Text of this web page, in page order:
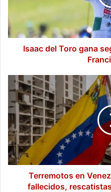
Tour
de
FranciaIsaac del Toro gana
Terremotos
en
Venezuela:
aumenta
a
2,954
fallecidos,
rescatistas
regresan
Terremotos en
fallecidos,